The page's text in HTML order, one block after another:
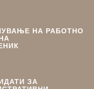
НА РАБОТНО
ЗА